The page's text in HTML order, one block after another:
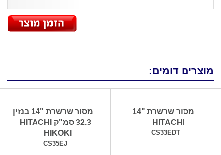
מוצרים דומים:
מסור שרשרת "14
HITACHI
CS33EDT
מסור שרשרת "14 בנזין
32.3 סמ"ק HITACHI
HIKOKI
CS35EJ